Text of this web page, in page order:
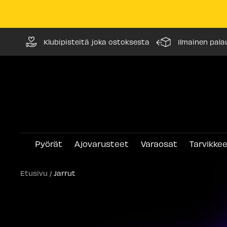
sisältöön
Klubipisteitä joka ostoksesta Ilmainen
Pyörät Ajovarusteet Varaosat
Etusivu Jarrut